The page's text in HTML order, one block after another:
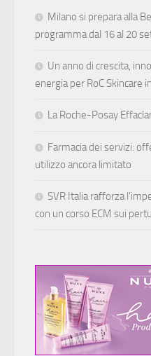
Milano si prepara alla
programma dal 16 al 20
Un anno di crescita,
energia per RoC Skincare
La Roche-Posay
Farmacia dei servizi:
utilizzo ancora limitato
SVR Italia rafforza
con un corso ECM sui